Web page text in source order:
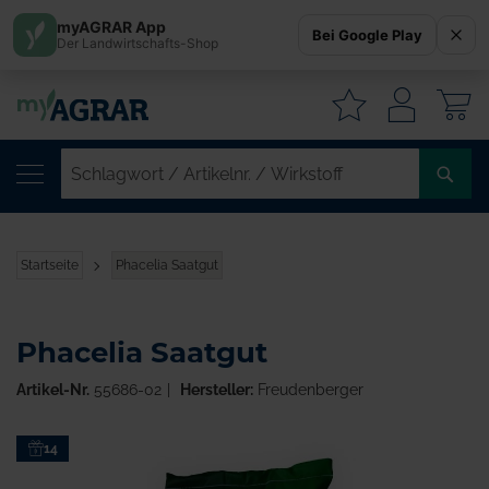
Startseite Phacelia Saatgut
Zum14
Phacelia Saatgut
Artikel-Nr. 55686-02 Hersteller:Freudenberger
myAGRAR App
Der Landwirtschafts-Shop Bei Google Play